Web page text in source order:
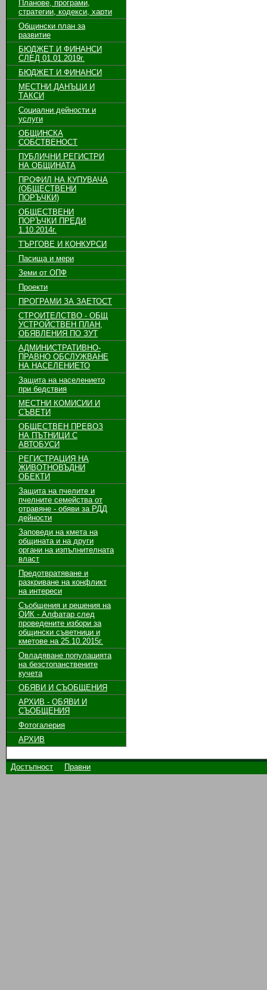
Планове, програми,
стратегии, кодекси, харти
Общински план за
развитие
БЮДЖЕТ И ФИНАНСИ
СЛЕД 01.01.2019г.
БЮДЖЕТ И ФИНАНСИ
МЕСТНИ ДАНЪЦИ И
ТАКСИ
Социални дейности и
услуги
ОБЩИНСКА
СОБСТВЕНОСТ
ПУБЛИЧНИ РЕГИСТРИ
НА ОБЩИНАТА
ПРОФИЛ НА КУПУВАЧА
(ОБЩЕСТВЕНИ
ПОРЪЧКИ)
ОБЩЕСТВЕНИ
ПОРЪЧКИ ПРЕДИ
1.10.2014г.
ТЪРГОВЕ И КОНКУРСИ
Пасища и мери
Земи от ОПФ
Проекти
ПРОГРАМИ ЗА ЗАЕТОСТ
СТРОИТЕЛСТВО - ОБЩ
УСТРОЙСТВЕН ПЛАН,
ОБЯВЛЕНИЯ ПО ЗУТ
АДМИНИСТРАТИВНО-
ПРАВНО ОБСЛУЖВАНЕ
НА НАСЕЛЕНИЕТО
Защита на населението
при бедствия
МЕСТНИ КОМИСИИ И
СЪВЕТИ
ОБЩЕСТВЕН ПРЕВОЗ
НА ПЪТНИЦИ С
АВТОБУСИ
РЕГИСТРАЦИЯ НА
ЖИВОТНОВЪДНИ
ОБЕКТИ
Защита на пчелите и
пчелните семейства от
отравяне - обяви за РДД
дейности
Заповеди на кмета на
общината и на други
органи на изпълнителната
власт
Предотвратяване и
разкриване на конфликт
на интереси
Съобщения и решения на
ОИК - Алфатар след
проведените избори за
общински съветници и
кметове на 25.10.2015г.
Овладяване популацията
на безстопанствените
кучета
ОБЯВИ И СЪОБЩЕНИЯ
АРХИВ - ОБЯВИ И
СЪОБЩЕНИЯ
Фотогалерия
АРХИВ
Достъпност Правни